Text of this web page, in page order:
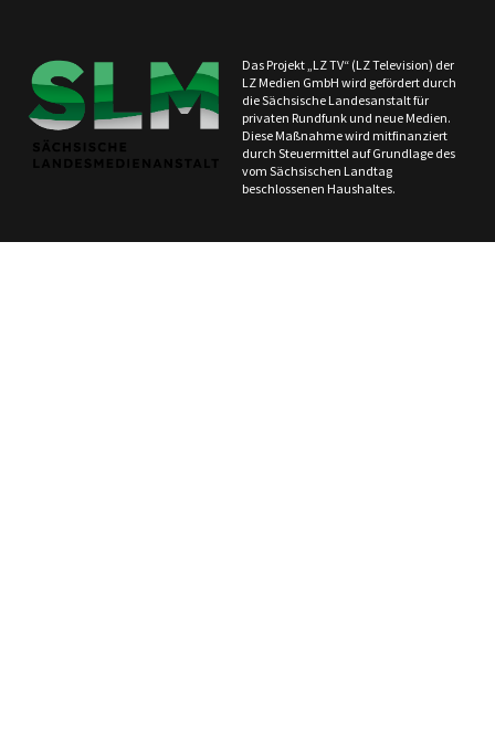
Das Projekt „LZ TV“ (LZ Television) der
LZ Medien GmbH wird gefördert durch
die Sächsische Landesanstalt für
privaten Rundfunk und neue Medien.
Diese Maßnahme wird mitfinanziert
durch Steuermittel auf Grundlage des
vom Sächsischen Landtag
beschlossenen Haushaltes.